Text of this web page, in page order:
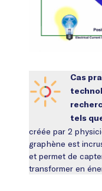
Cas
tels
créée par 2
graphène est
et permet de
transformer en